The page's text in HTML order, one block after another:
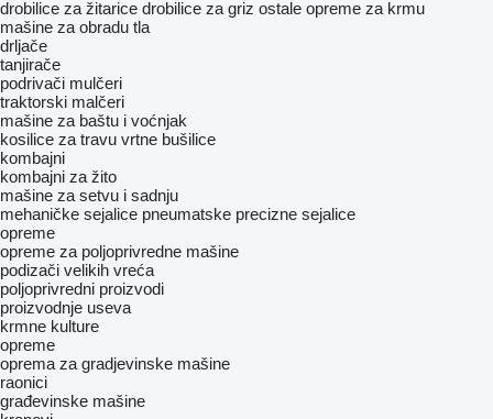
drobilice za žitarice drobilice za griz ostale opreme za krmu
mašine za obradu tla
drljače
tanjirače
podrivači mulčeri
traktorski malčeri
mašine za baštu i voćnjak
kosilice za travu vrtne bušilice
kombajni
kombajni za žito
mašinе za setvu i sadnju
mehaničke sejalice pneumatske precizne sejalice
opreme
opreme za poljoprivredne mašine
podizači velikih vreća
poljoprivredni proizvodi
proizvodnje useva
krmne kulture
opreme
oprema za gradjevinske mašine
raonici
građevinske mašine